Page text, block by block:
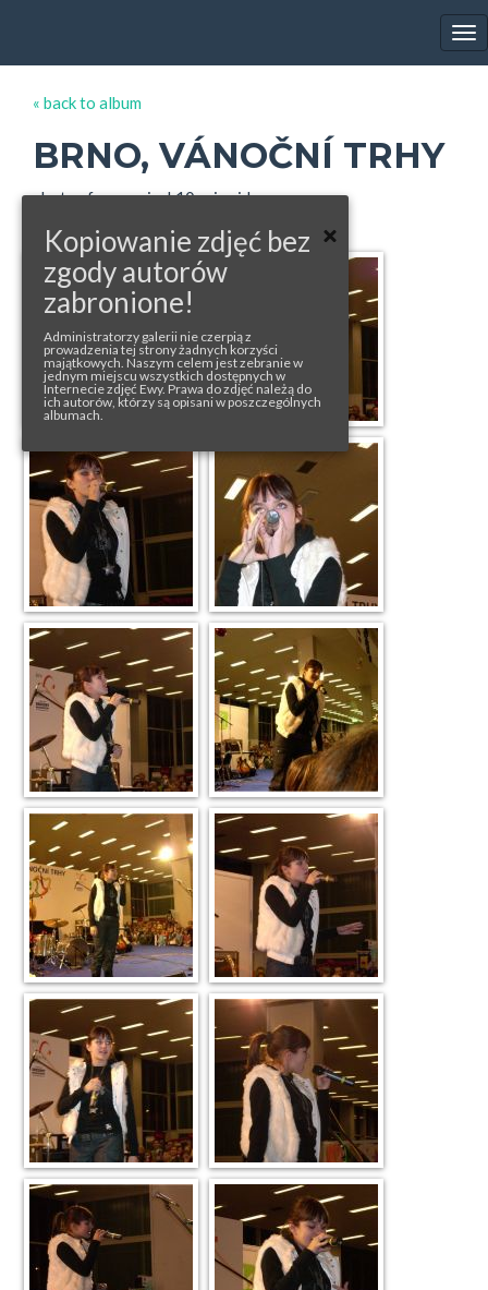
« back to album
BRNO, VÁNOČNÍ TRHY
photos from: pejsek10.rajce.idnes.cz
Kopiowanie zdjęć bez
zgody autorów
zabronione!
Administratorzy galerii nie czerpią z
prowadzenia tej strony żadnych korzyści
majątkowych. Naszym celem jest zebranie w
jednym miejscu wszystkich dostępnych w
Internecie zdjęć Ewy. Prawa do zdjęć należą do
ich autorów, którzy są opisani w poszczególnych
albumach.